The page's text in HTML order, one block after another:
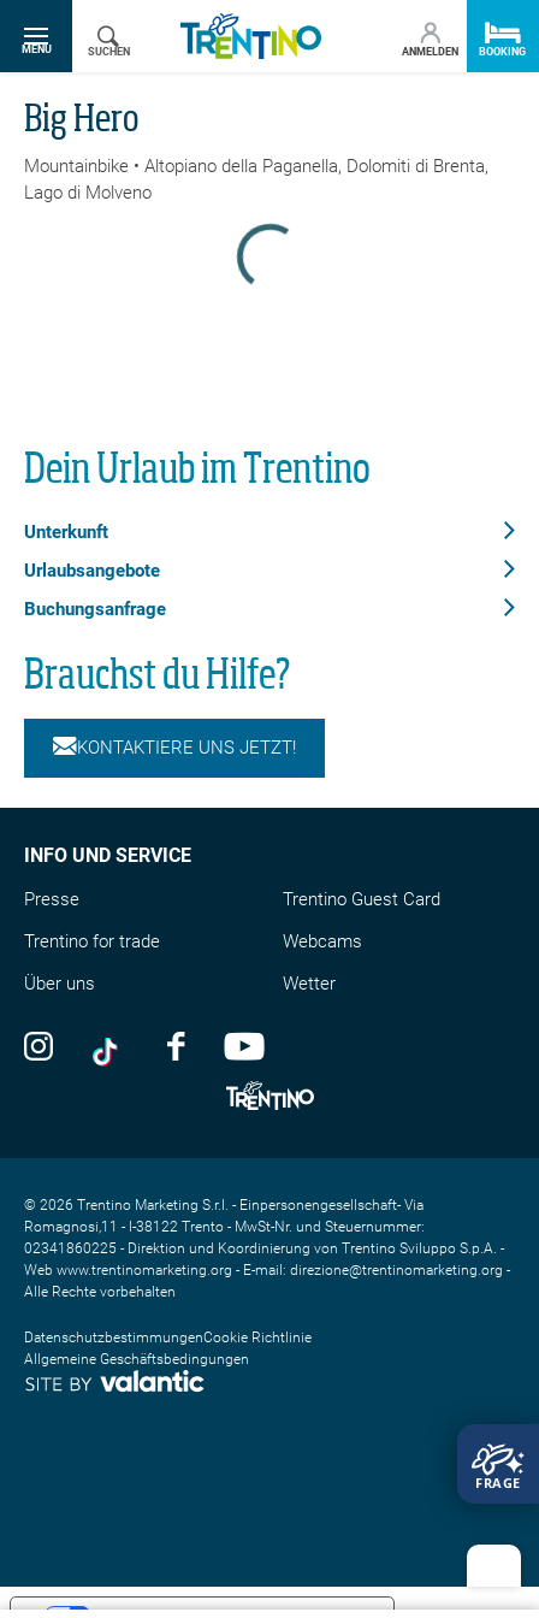
SR.TOGGLE-NAVIGATION
MENU
SUCHEN ANMELDEN BOOKING
Big Hero
Mountainbike • Altopiano della Paganella, Dolomiti di Brenta,
Lago di Molveno
<p>Flow Trail - die einfachste Downhill-Strecke der gesamten
Dolomiti Paganella Bike.</p>
<p>Flow Trail - die einfachste Downhill-Strecke der gesamten
für die Kleinsten.</p>
Dein Urlaub im Trentino
Unterkunft
Urlaubsangebote
Buchungsanfrage
Brauchst du Hilfe?
KONTAKTIERE UNS JETZT!
INFO UND SERVICE
Presse
Trentino for trade
Über uns
Trentino Guest Card
Webcams
Wetter
© 2026 Trentino Marketing S.r.l. - Einpersonengesellschaft- Via
Romagnosi,11 - I-38122 Trento - MwSt-Nr. und Steuernummer:
02341860225 - Direktion und Koordinierung von Trentino Sviluppo S.p.A. -
Web www.trentinomarketing.org - E-mail: direzione@trentinomarketing.org -
Alle Rechte vorbehalten
DatenschutzbestimmungenCookie Richtlinie
Allgemeine Geschäftsbedingungen